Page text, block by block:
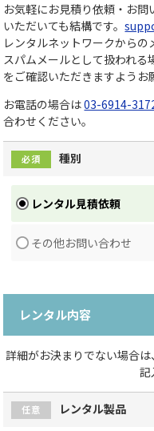
お気軽にお見積り依頼・お
いただいても結構です。
レンタルネットワークから
スパムメールとして扱われる
をご確認いただきますようお
お電話の場合は03-6914-
合わせください。
必須 種別
レンタル見積依頼
その他お問い合わせ
レンタル内容
詳細がお決まりでない場合
記
任意 レンタル製品